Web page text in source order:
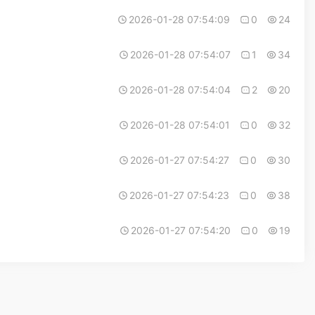
2026-01-28 07:54:09 0 24
2026-01-28 07:54:07 1 34
2026-01-28 07:54:04 2 20
2026-01-28 07:54:01 0 32
2026-01-27 07:54:27 0 30
2026-01-27 07:54:23 0 38
2026-01-27 07:54:20 0 19